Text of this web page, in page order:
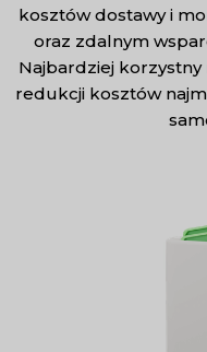
kosztów dostawy i
oraz zdalnym
Najbardziej
redukcji kosztów